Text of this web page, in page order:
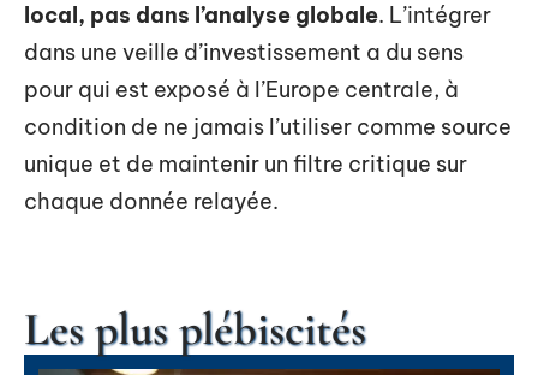
local, pas dans l’analyse globale. L’intégrer
dans une veille d’investissement a du sens
pour qui est exposé à l’Europe centrale, à
condition de ne jamais l’utiliser comme source
unique et de maintenir un filtre critique sur
chaque donnée relayée.
Les plus plébiscités